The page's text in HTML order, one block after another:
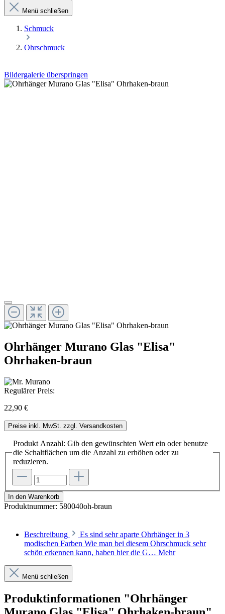
Menü schließen
Schmuck
Ohrschmuck
Bildergalerie überspringen
Ohrhänger Murano Glas "Elisa"
Ohrhaken-braun
Regulärer Preis:
22,90 €
Preise inkl. MwSt. zzgl. Versandkosten
Produkt Anzahl: Gib den gewünschten Wert ein oder benutze
die Schaltflächen um die Anzahl zu erhöhen oder zu
reduzieren.
In den Warenkorb
Produktnummer: 580040oh-braun
Beschreibung
Es sind sehr aparte Ohrhänger in 3
modischen Farben Wie man bei diesem Ohrschmuck sehr
schön erkennen kann, haben hier die G… Mehr
Menü schließen
Produktinformationen "Ohrhänger